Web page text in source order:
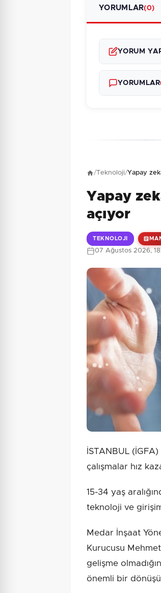
YORUMLAR(0)
YORUM
Güvenlik
YORUMLAR
/ Teknoloji/Yapay
Yapay
açıyor
TEKNOLOJI
07 Ağustos 2026,
İSTANBUL
çalışmalar hız
15-34 yaş
teknoloji ve
Medar İnşaat
Kurucusu
gelişme
önemli bir